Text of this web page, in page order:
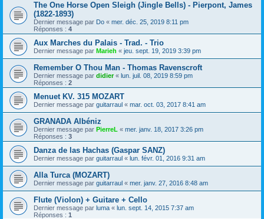
The One Horse Open Sleigh (Jingle Bells) - Pierpont, James
(1822-1893)
Dernier message par Do « mer. déc. 25, 2019 8:11 pm
Réponses : 4
Aux Marches du Palais - Trad. - Trio
Dernier message par Marieh « jeu. sept. 19, 2019 3:39 pm
Remember O Thou Man - Thomas Ravenscroft
Dernier message par didier« lun. juil. 08, 2019 8:59 pm
Réponses : 2
Menuet KV. 315 MOZART
Dernier message par guitarraul « mar. oct. 03, 2017 8:41 am
GRANADA Albéniz
Dernier message par PierreL « mer. janv. 18, 2017 3:26 pm
Réponses : 3
Danza de las Hachas (Gaspar SANZ)
Dernier message par guitarraul « lun. févr. 01, 2016 9:31 am
Alla Turca (MOZART)
Dernier message par guitarraul « mer. janv. 27, 2016 8:48 am
Flute (Violon) + Guitare + Cello
Dernier message par luma « lun. sept. 14, 2015 7:37 am
Réponses : 1